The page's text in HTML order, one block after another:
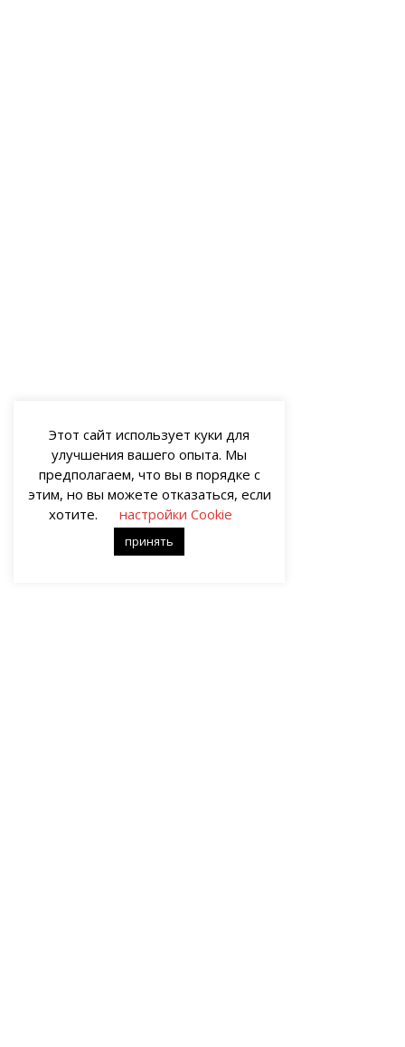
Этот сайт использует куки для
улучшения вашего опыта. Мы
предполагаем, что вы в порядке с
этим, но вы можете отказаться, если
хотите.
настройки Cookie
принять